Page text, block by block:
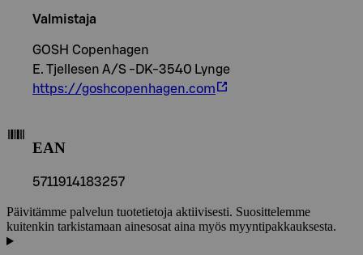
Valmistaja
GOSH Copenhagen
E. Tjellesen A/S -DK-3540 Lynge
https://goshcopenhagen.com
EAN
5711914183257
Päivitämme palvelun tuotetietoja aktiivisesti. Suosittelemme
kuitenkin tarkistamaan ainesosat aina myös myyntipakkauksesta.